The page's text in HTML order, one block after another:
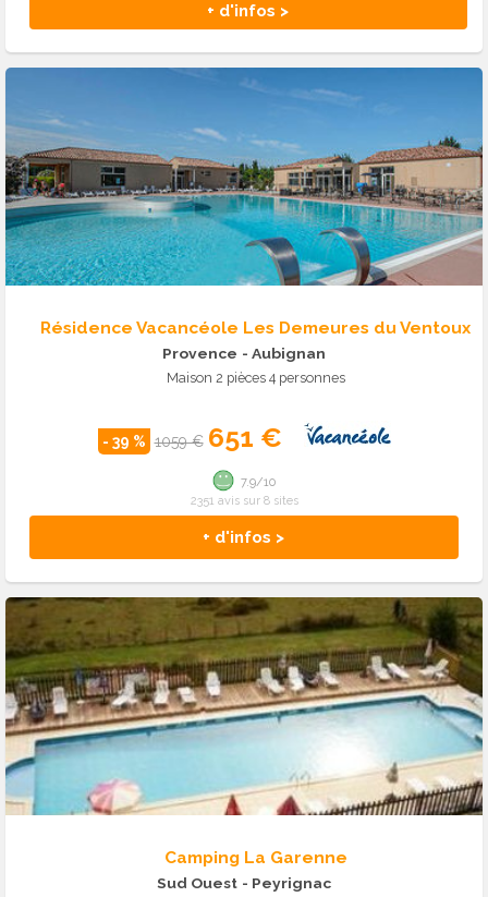
+ d'infos >
Résidence Vacancéole Les Demeures du Ventoux
Provence - Aubignan
Maison 2 pièces 4 personnes
- 39 % 1059 € 651 €
+ d'infos >
7.9/10
2351 avis sur 8 sites
Camping La Garenne
Sud Ouest - Peyrignac